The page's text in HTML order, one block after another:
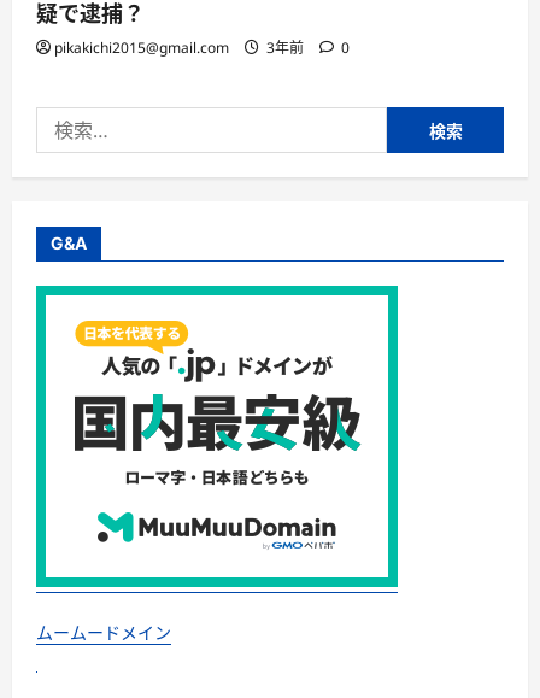
疑で逮捕？
pikakichi2015@gmail.com 3年前 0
索:
G&A
ムームードメイン